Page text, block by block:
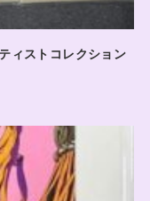
ィストコレクション